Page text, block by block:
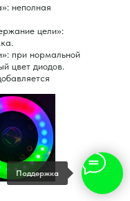
Поддержка
неполная
цели»:
при нормальной
цвет диодов.